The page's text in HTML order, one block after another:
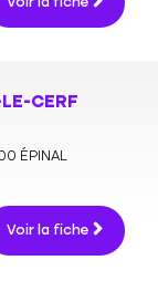
Voir la fiche
CERF
ÉPINAL
Voir la fiche